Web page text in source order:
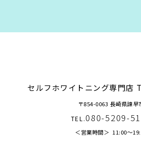
セルフホワイトニング専門店
〒854-0063 長崎県諫早
TEL.080-5209-
営業時間 11:00〜